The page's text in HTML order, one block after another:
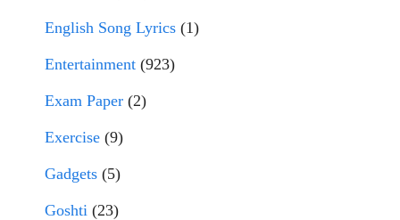
English Song Lyrics (1)
Entertainment (923)
Exam Paper (2)
Exercise (9)
Gadgets (5)
Goshti (23)